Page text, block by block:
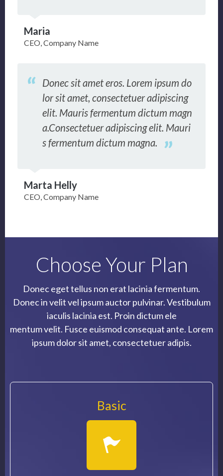
Maria
CEO, Company Name
Donec sit amet eros. Lorem ipsum do
lor sit amet, consectetuer adipiscing
elit. Mauris fermentum dictum magn
a.Consectetuer adipiscing elit. Mauri
s fermentum dictum magna.
Marta Helly
CEO, Company Name
Choose Your Plan
Donec eget tellus non erat lacinia fermentum.
Donec in velit vel ipsum auctor pulvinar. Vestibulum
iaculis lacinia est. Proin dictum ele
mentum velit. Fusce euismod consequat ante. Lorem
ipsum dolor sit amet, consectetuer adipis.
Basic